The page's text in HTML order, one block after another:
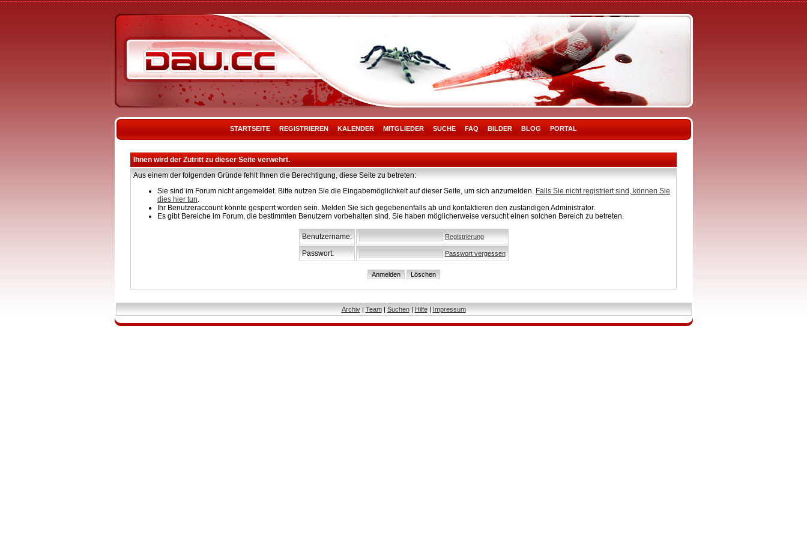
STARTSEITE REGISTRIEREN KALENDER MITGLIEDER SUCHE FAQ BILDER BLOG PORTAL
Ihnen wird der Zutritt zu dieser Seite verwehrt.
Aus einem der folgenden Gründe fehlt Ihnen die Berechtigung, diese Seite zu betreten:
Sie sind im Forum nicht angemeldet. Bitte nutzen Sie die Eingabemöglichkeit auf dieser Seite, um sich anzumelden. Falls Sie nicht registriert sind, können Sie
dies hier tun.
Ihr Benutzeraccount könnte gesperrt worden sein. Melden Sie sich gegebenenfalls ab und kontaktieren den zuständigen Administrator.
Es gibt Bereiche im Forum, die bestimmten Benutzern vorbehalten sind. Sie haben möglicherweise versucht einen solchen Bereich zu betreten.
Benutzername: Registrierung
Passwort: Passwort vergessen
Archiv| Team| Suchen| Hilfe| Impressum